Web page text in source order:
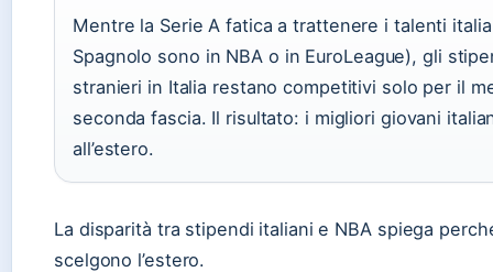
Mentre la Serie A fatica a trattenere i talenti
Spagnolo sono in NBA o in EuroLeague), gli
stranieri in Italia restano competitivi solo per il
seconda fascia. Il risultato: i migliori giovani
all’estero.
La disparità tra stipendi italiani e NBA spiega
scelgono l’estero.